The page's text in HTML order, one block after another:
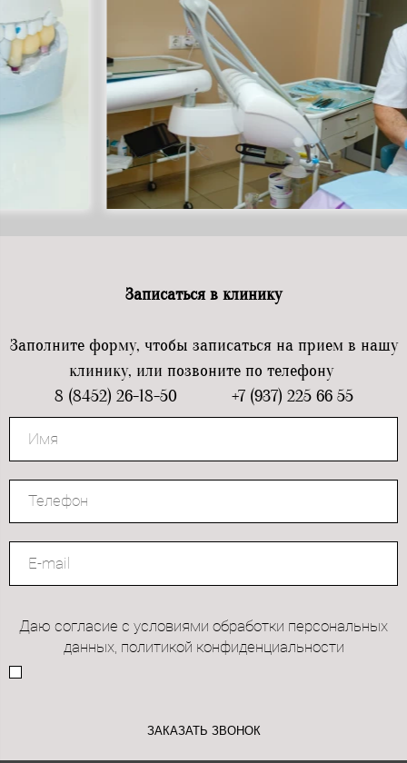
Записаться в клинику
Заполните форму, чтобы записаться на прием в нашу
клинику, или позвоните по телефону
8 (8452) 26-18-50 +7 (937) 225 66 55
Даю согласие с условиями обработки персональных
данных, политикой конфиденциальности
ЗАКАЗАТЬ ЗВОНОК